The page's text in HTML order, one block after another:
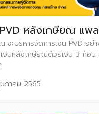
หลังเกษียณ แพ
จะบริหารจัดการเงิน PVD อย่า
งินหลังเกษียณด้วยเงิน 3 ก้อน
ภาคม 2565